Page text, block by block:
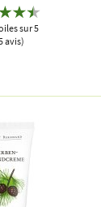
sur 5
avis)